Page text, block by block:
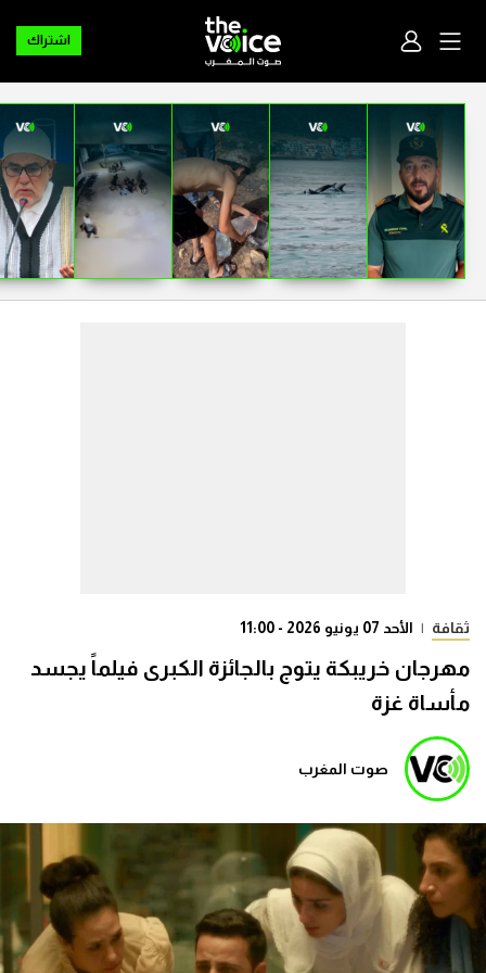
اشتراك
ثقافة | الأحد 07 يونيو 2026 - 11:00
مهرجان خريبكة يتوج بالجائزة الكبرى فيلماً يجسد
مأساة غزة
صوت المغرب